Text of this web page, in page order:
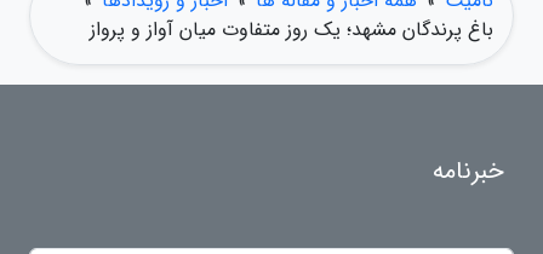
باغ پرندگان مشهد؛ یک روز متفاوت میان آواز و پرواز
خبرنامه